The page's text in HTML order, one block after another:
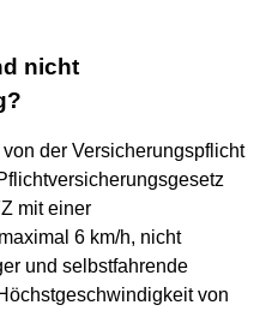
nicht
der Versicherungspflicht
mit einer
6 km/h, nicht
und selbstfahrende
von